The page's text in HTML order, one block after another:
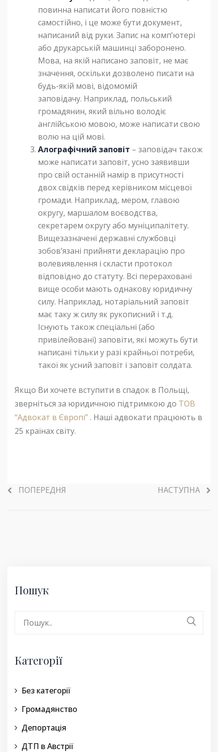
повинна написати його повністю
самостійно, і це може бути документ,
написаний від руки. Запис на комп’ютері
або друкарській машинці заборонено.
Мова, на якій написано заповіт, не має
значення, оскільки дозволено писати на
будь-якій мові, відомомій
заповідачу. Наприклад, польський
громадянин, який вільно володіє
англійською мовою, може написати свою
волю на цій мові.
Алографічний заповіт – заповідач також
може написати заповіт, усно заявивши
про свій останній намір в присутності
двох свідків перед керівником місцевої
громади. Наприклад, мером, главою
округу, маршалом воєводства,
секретарем округу або муніципалітету.
Вищезазначені державні службовці
зобов’язані прийняти декларацію про
волевиявлення і скласти протокол
відповідно до статуту. Всі перераховані
вище особи мають однакову юридичну
силу. Наприклад, нотаріальний заповіт
має таку ж силу як рукописний і т.д.
Існують також спеціальні (або
привілейовані) заповіти, які можуть бути
написані тільки у разі крайньої потреби,
такої як усний заповіт і заповіт солдата.
Якщо Ви хочете вступити в спадок в Польщі,
зверніться за юридичною підтримкою до ТОВ
“Адвокат в Європі”. Наші адвокати працюють в
25 країнах світу.
ПОПЕРЕДНЯ НАСТУПНА
Пошук
Категорії
Без категорії
Громадянство
Депортація
ДТП в Австрії